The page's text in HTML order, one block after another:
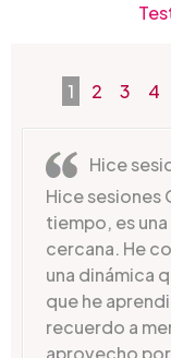
1 2 3 4
Hice
Hice sesiones
tiempo, es
cercana. He
una dinámica
que he
recuerdo a
aprovecho por